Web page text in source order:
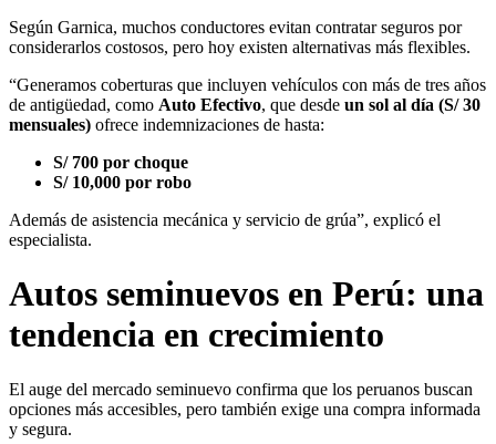
Según Garnica, muchos conductores evitan contratar seguros por
considerarlos costosos, pero hoy existen alternativas más flexibles.
“Generamos coberturas que incluyen vehículos con más de tres años
de antigüedad, como Auto Efectivo, que desde un sol al día (S/ 30
mensuales) ofrece indemnizaciones de hasta:
S/ 700 por choque
S/ 10,000 por robo
Además de asistencia mecánica y servicio de grúa”, explicó el
especialista.
Autos seminuevos en Perú: una
tendencia en crecimiento
El auge del mercado seminuevo confirma que los peruanos buscan
opciones más accesibles, pero también exige una compra informada
y segura.